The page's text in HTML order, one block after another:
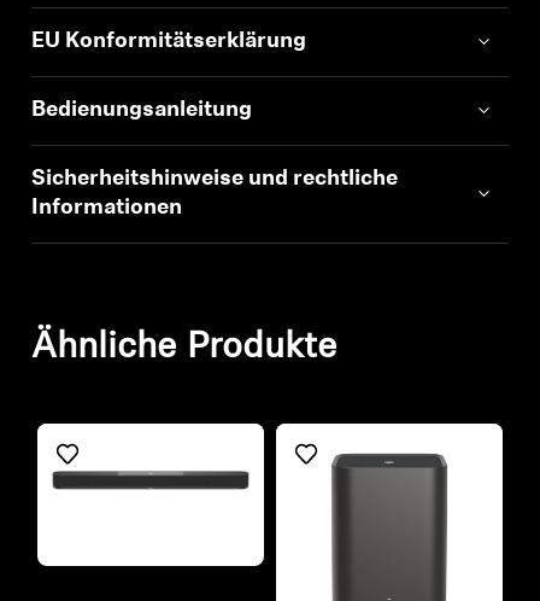
EU Konformitätserklärung
Bedienungsanleitung
Sicherheitshinweise und rechtliche
Informationen
Ähnliche Produkte